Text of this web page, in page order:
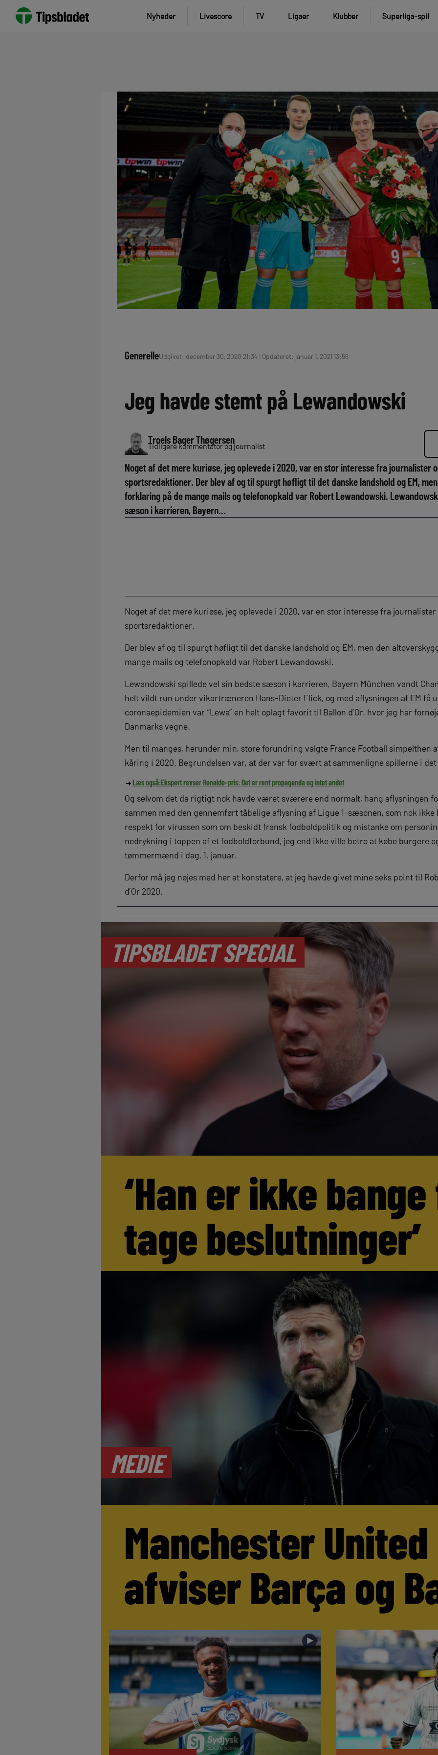
Nyheder Livescore TV Ligaer Klubber Superliga-spil
GenerelleUdgivet: december 30, 2020 21:34 | Opdateret: januar 1, 2021 13:56
Jeg havde stemt på Lewandowski
Troels Bager Thøgersen
Tidligere kommentator og journalist
Noget af det mere kuriøse, jeg oplevede i 2020, var en stor interesse fra journalister
sportsredaktioner. Der blev af og til spurgt høfligt til det danske landshold og EM,
forklaring på de mange mails og telefonopkald var Robert Lewandowski.
sæson i karrieren, Bayern…
Noget af det mere kuriøse, jeg oplevede i 2020, var en stor interesse fra
sportsredaktioner.
Der blev af og til spurgt høfligt til det danske landshold og EM, men den
mange mails og telefonopkald var Robert Lewandowski.
Lewandowski spillede vel sin bedste sæson i karrieren, Bayern München vandt
helt vildt run under vikartræneren Hans-Dieter Flick, og med aflysningen af EM få
coronaepidemien var “Lewa” en helt oplagt favorit til Ballon d’Or, hvor jeg har
Danmarks vegne.
Men til manges, herunder min, store forundring valgte France Football simpelthen
kåring i 2020. Begrundelsen var, at der var for svært at sammenligne spillerne i
Læs også:Ekspert revser Ronaldo-pris: Det er rent propaganda og intet andet
Og selvom det da rigtigt nok havde været sværere end normalt, hang aflysningen
sammen med den gennemført tåbelige aflysning af Ligue 1-sæsonen, som nok ikke
respekt for virussen som om beskidt fransk fodboldpolitik og mistanke om
nedrykning i toppen af et fodboldforbund, jeg end ikke ville betro at købe burgere
tømmermænd i dag, 1. januar.
Derfor må jeg nøjes med her at konstatere, at jeg havde givet mine seks point til
d’Or 2020.
TIPSBLADET SPECIAL
‘Han er ikke
tage beslutninger’
MEDIE
Manchester United
afviser Barça og
►